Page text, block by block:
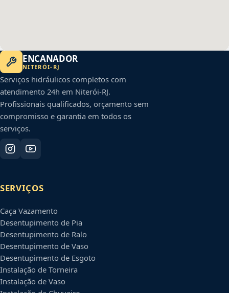
ENCANADOR
NITERÓI- RJ
Serviços hidráulicos completos com
atendimento 24h em Niterói-RJ.
Profissionais qualificados, orçamento sem
compromisso e garantia em todos os
serviços.
SERVIÇOS
Caça Vazamento
Desentupimento de Pia
Desentupimento de Ralo
Desentupimento de Vaso
Desentupimento de Esgoto
Instalação de Torneira
Instalação de Vaso